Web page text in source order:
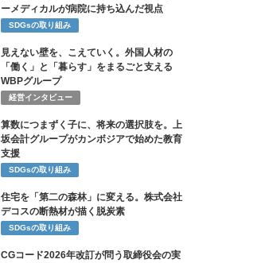
ーメディカルが病院に持ち込んだ視点
SDGsの取り組み
見えない壁を、こえていく。外国人材の
「働く」と「暮らす」をまるごと支える
WBPグループ
経営インタビュー
算数につまずく子に、将来の選択肢を。上
坂会計グループがカンボジアで始めた教育
支援
SDGsの取り組み
住宅を「第二の森林」に変える。株式会社
デコスの断熱材が描く脱炭素
SDGsの取り組み
CGコード2026年改訂が問う取締役会の実